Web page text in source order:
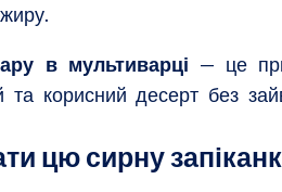
в мультиварці — це
та корисний десерт без
цю сирну